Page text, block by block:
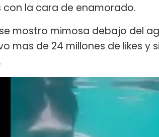
con la cara de enamorado.
mostro mimosa debajo del
mas de 24 millones de likes y